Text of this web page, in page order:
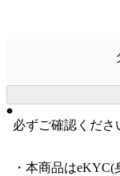
必ずご確認くださ
・本商品は